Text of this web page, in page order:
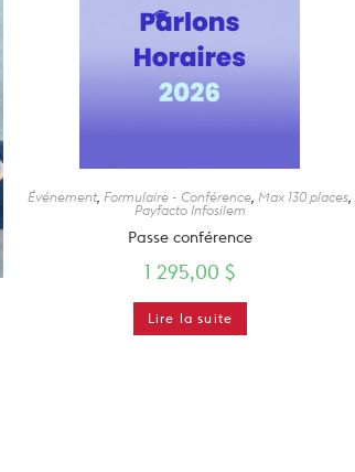
Événement, Formulaire - Conférence Max 130 places
Payfacto Infosilem
Passe conférence
1 295,00$
Lire la suite